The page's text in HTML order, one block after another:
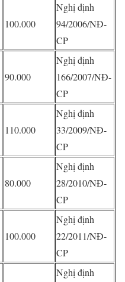
100.000
Nghị định
94/2006/NĐ-
CP
90.000
Nghị định
166/2007/NĐ-
CP
110.000
Nghị định
33/2009/NĐ-
CP
80.000
Nghị định
28/2010/NĐ-
CP
100.000
Nghị định
22/2011/NĐ-
CP
Nghị định